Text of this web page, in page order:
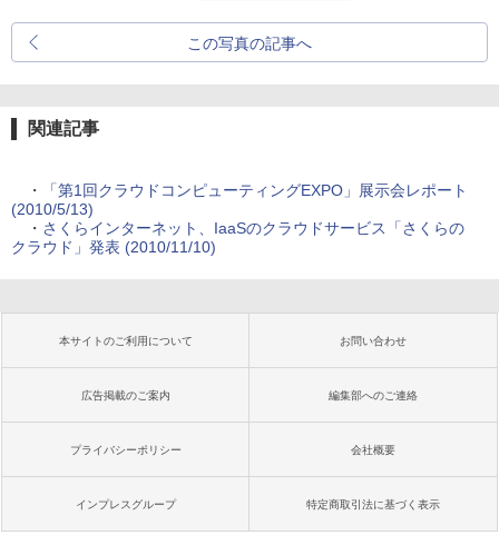
この写真の記事へ
関連記事
・
「第1回クラウドコンピューティングEXPO」展示会レポート
(2010/5/13)
・ さくらインターネット、IaaSのクラウドサービス「さくらの
クラウド」発表 (2010/11/10)
本サイトのご利用について お問い合わせ
広告掲載のご案内 編集部へのご連絡
プライバシーポリシー 会社概要
インプレスグループ 特定商取引法に基づく表示